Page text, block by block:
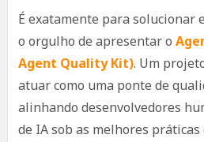
É exatamente para solucionar
o orgulho de apresentar o
Agent Quality Kit). Um
atuar como uma ponte de
alinhando desenvolvedores
de IA sob as melhores